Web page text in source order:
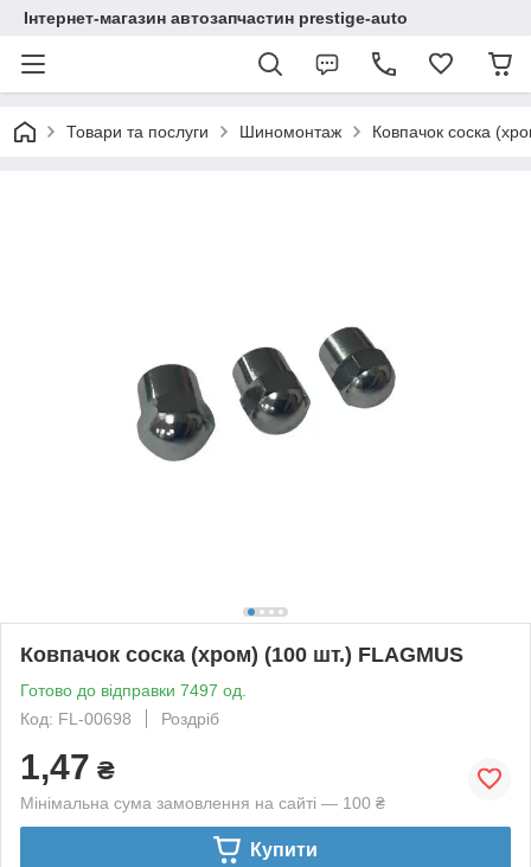
Інтернет-магазин автозапчастин prestige-auto
Товари та послуги Шиномонтаж Ковпачок соска
Ковпачок соска (хром) (100 шт.) FLAGMUS
Готово до відправки 7497 од.
Код: FL-00698
Роздріб
1,47 ₴
Мінімальна сума замовлення на сайті — 100 ₴
Купити